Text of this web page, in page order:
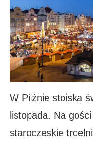
W Pilźnie stoiska
listopada. Na
staroczeskie